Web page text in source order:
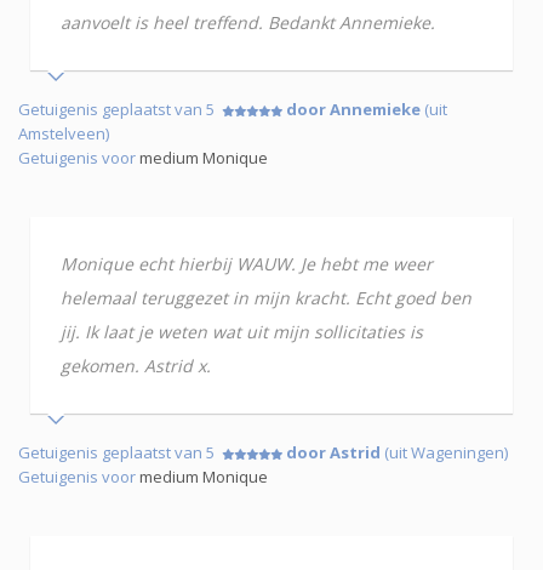
aanvoelt is heel treffend. Bedankt Annemieke.
Getuigenis geplaatst van 5 door Annemieke (uit
Amstelveen)
Getuigenis voormedium Monique
Monique echt hierbij WAUW. Je hebt me weer
helemaal teruggezet in mijn kracht. Echt goed ben
jij. Ik laat je weten wat uit mijn sollicitaties is
gekomen. Astrid x.
Getuigenis geplaatst van 5 door Astrid (uit Wageningen)
Getuigenis voormedium Monique